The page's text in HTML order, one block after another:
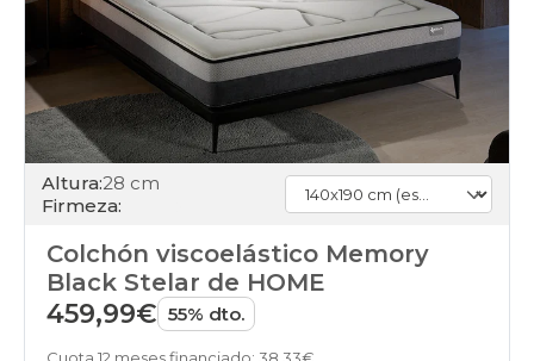
Altura:28 cm
Firmeza:
Colchón viscoelástico Memory
Black Stelar de HOME
459,99€ 55% dto.
Cuota 12 meses financiado: 38,33€